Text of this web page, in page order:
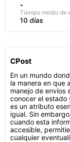
-
Tiempo medio de
10 días
CPost
En un mundo
la manera en que
manejo de envíos
conocer el estado
es un atributo
igual. Sin
cuando esta
accesible,
cualquier